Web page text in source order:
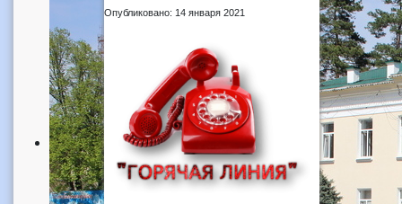
Опубликовано: 14 января 2021